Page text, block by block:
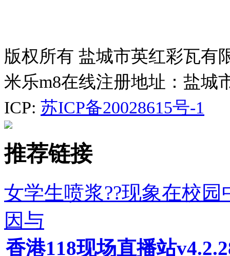
版权所有 盐城市英红彩瓦有
米乐m8在线注册地址：盐城
ICP: 苏ICP备20028615号-1
推荐链接
女学生喷浆??现象在校
因与
香港118现场直播站